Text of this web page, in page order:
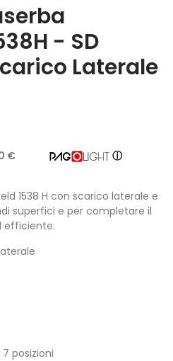
- SD
Laterale
€
ⓘ
1538 H con scarico laterale e
superfici e per completare il
efficiente.
7 posizioni